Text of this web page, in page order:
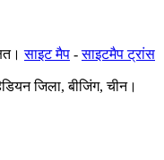
साइट मैप -साइटमैप ट्रांस
जिला, बीजिंग, चीन।